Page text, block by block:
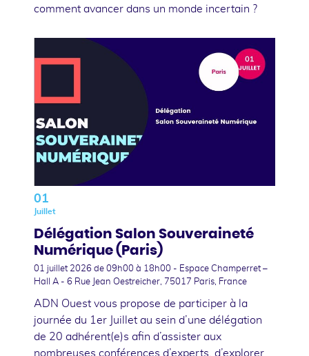
comment avancer dans un monde incertain ?
01
Juillet
Délégation Salon Souveraineté
Numérique (Paris)
01 juillet 2026 de 09h00 à 18h00 - Espace Champerret –
Hall A - 6 Rue Jean Oestreicher, 75017 Paris, France
ADN Ouest vous propose de participer à la
journée du 1er Juillet au sein d’une délégation
de 20 adhérent(e)s afin d’assister aux
nombreuses conférences d’experts, d’explorer